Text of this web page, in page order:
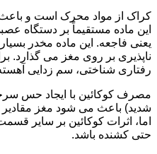
کراک از مواد محرک است و باعث
این ماده مستقیماً بر دستگاه
یعنی فاجعه. این ماده مخدر
ناپذیری بر روی مغز می گذارد.
رفتاری شناختی، سم زدایی
مصرف کوکائین با ایجاد حس
شدید) باعث می شود مغز مقادیر
اما، اثرات کوکائین بر سایر
حتی کشنده باشد.